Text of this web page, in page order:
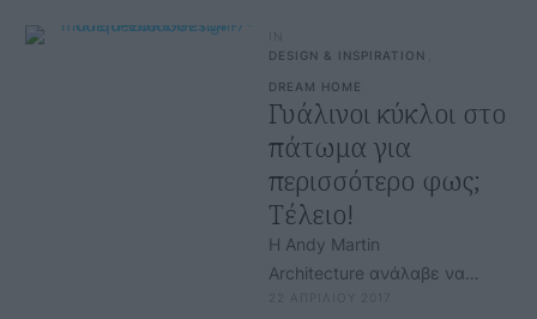
IN
DESIGN & INSPIRATION
DREAM HOME
Γυάλινοι κύκλοι στο
πάτωμα για
περισσότερο φως;
Τέλειο!
Η Andy Martin
Architecture ανάλαβε να
κάνει re-design σ' ένα
22 ΑΠΡΙΛΙΟΥ 2017